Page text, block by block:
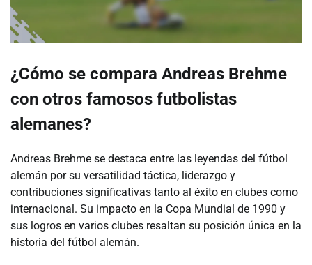
¿Cómo se compara Andreas Brehme
con otros famosos futbolistas
alemanes?
Andreas Brehme se destaca entre las leyendas del fútbol
alemán por su versatilidad táctica, liderazgo y
contribuciones significativas tanto al éxito en clubes como
internacional. Su impacto en la Copa Mundial de 1990 y
sus logros en varios clubes resaltan su posición única en la
historia del fútbol alemán.